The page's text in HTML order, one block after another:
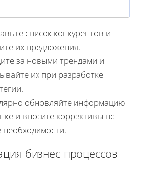
список конкурентов и
их предложения.
за новыми трендами и
их при разработке
обновляйте информацию
и вносите коррективы по
необходимости.
бизнес-процессов